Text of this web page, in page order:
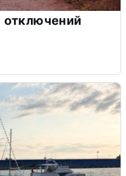
отключений